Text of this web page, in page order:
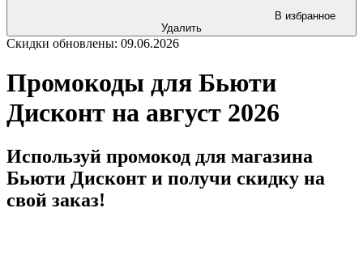
В избранное
Удалить
Скидки обновлены: 09.06.2026
Промокоды для Бьюти
Дисконт на август 2026
Используй промокод для магазина
Бьюти Дисконт и получи скидку на
свой заказ!